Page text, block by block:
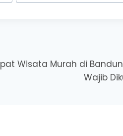
Wisata Murah di
Wajib